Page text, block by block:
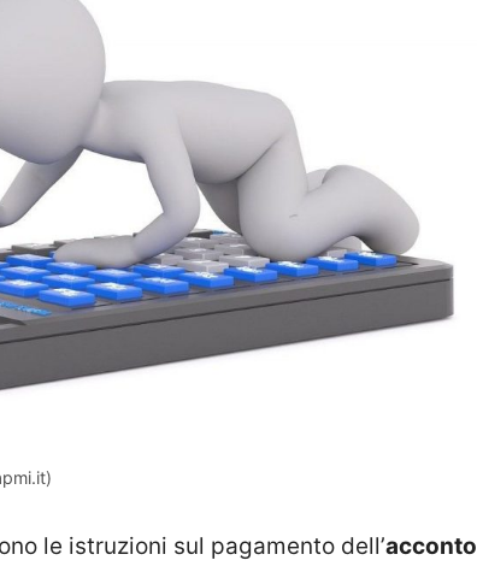
le istruzioni sul pagamento dell’acconto